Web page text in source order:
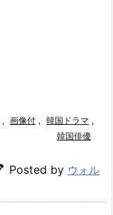
, 画像付 , 韓国ドラマ ,
韓国俳優
Posted by ウォル